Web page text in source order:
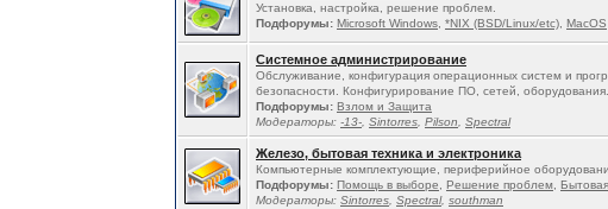
Установка, настройка, решение проблем.
Подфорумы: Microsoft Windows, *NIX (BSD/Linux/etc), MacOS
Системное администрирование
Обслуживание, конфигурация операционных систем и
безопасности. Конфигурирование ПО, сетей,
Подфорумы: Взлом и Защита
Модераторы: -13-, Sintorres, Pilson, Spectral
Железо, бытовая техника и электроника
Компьютерные комплектующие, периферийное
Подфорумы: Помощь в выборе, Решение проблем,
Модераторы: Sintorres, Spectral, southman